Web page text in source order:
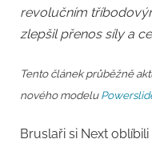
revolučním
zlepšil přenos síly a
Tento článek průběžně
nového modelu
Bruslaři si Next oblíbili